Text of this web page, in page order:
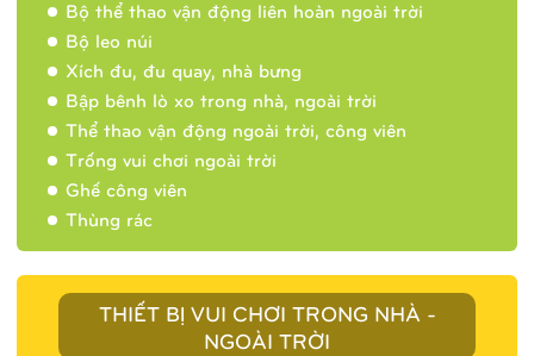
Bộ thể thao vận động liên hoàn ngoài trời
Bộ leo núi
Xích đu, đu quay, nhà bưng
Bập bênh lò xo trong nhà, ngoài trời
Thể thao vận động ngoài trời, công viên
Trống vui chơi ngoài trời
Ghế công viên
Thùng rác
THIẾT BỊ VUI CHƠI TRONG NHÀ -
NGOÀI TRỜI